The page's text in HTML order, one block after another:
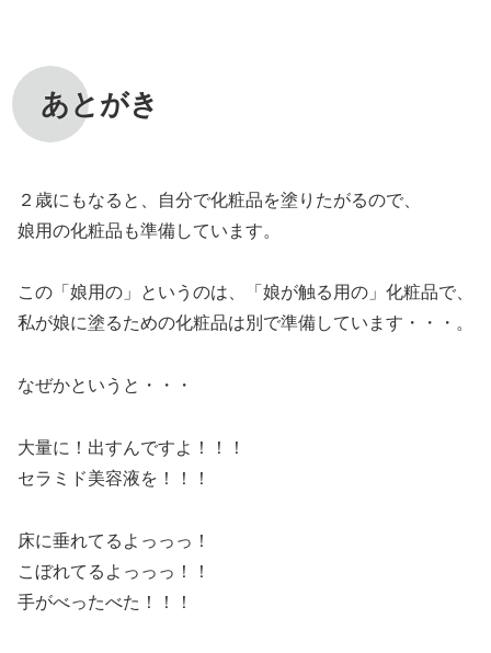
あとがき
２歳にもなると、自分で化粧品を塗りたがるので、
娘用の化粧品も準備しています。
この「娘用の」というのは、「娘が触る用の」化粧品で、
私が娘に塗るための化粧品は別で準備しています・・・。
なぜかというと・・・
大量に！出すんですよ！！！
セラミド美容液を！！！
床に垂れてるよっっっ！
こぼれてるよっっっ！！
手がべったべた！！！